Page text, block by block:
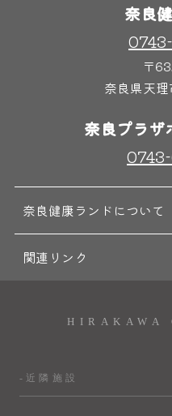
奈良
〒
奈良県天
奈良プラザ
奈良健康ランドについて
関連リンク
HIRAKAWA
-近隣施設